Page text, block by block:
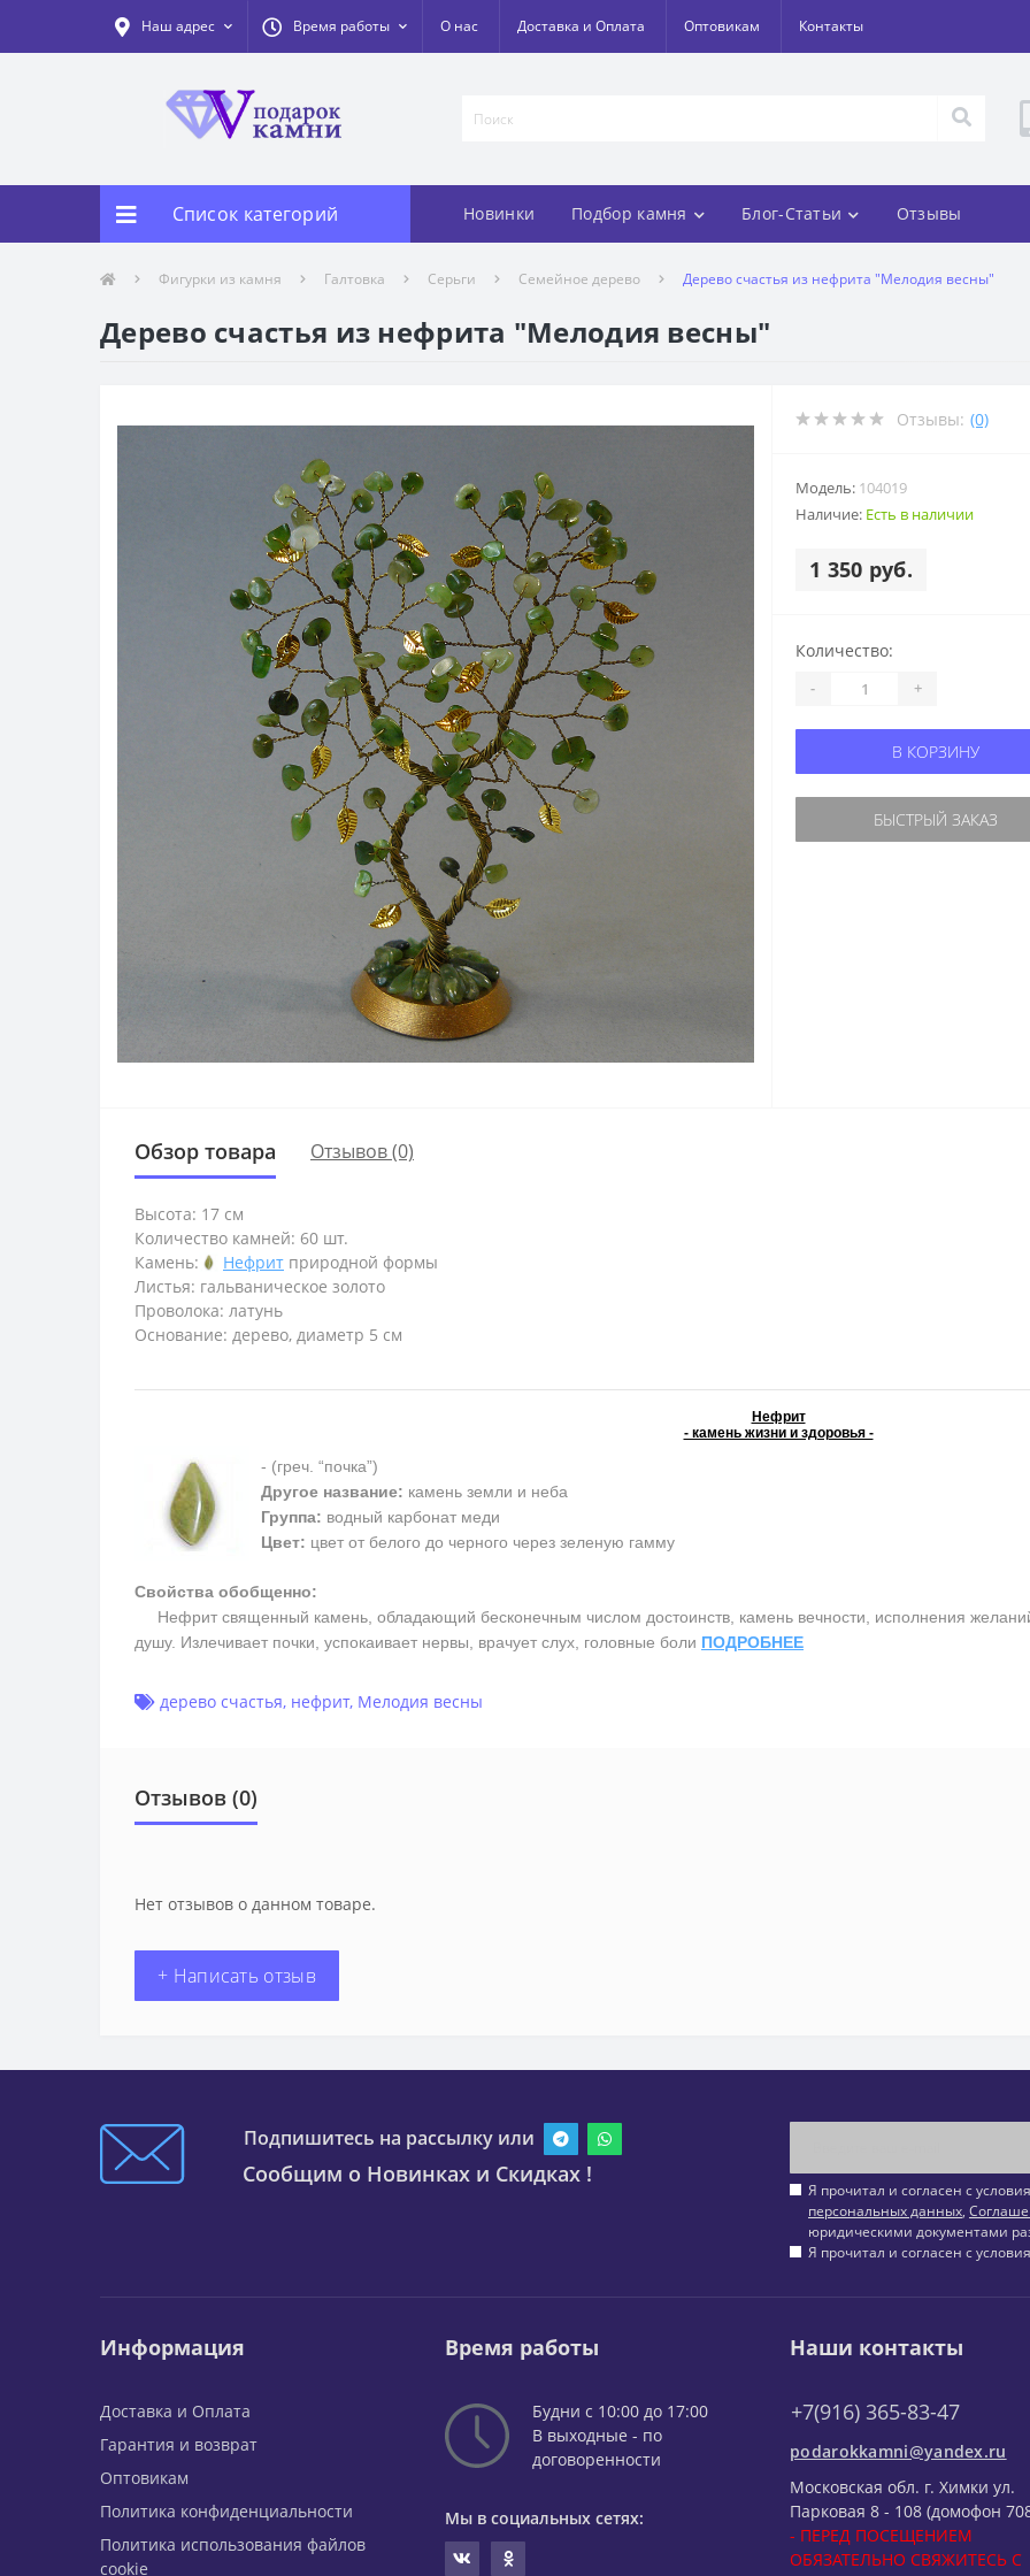
Наш адрес Время работы О нас Доставка и Оплата Оптовикам Контакты
Список категорий Новинки Подбор камня Блог-Статьи Отзывы
Фигурки из камня Галтовка Серьги Семейное дерево Дерево счастья из нефрита "Мелодия весны"
Дерево счастья из нефрита "Мелодия весны"
Отзывы: (0)
Модель: 104019
Наличие: Есть в наличии
1 350 руб.
Количество:
- +
В КОРЗИНУ
БЫСТРЫЙ ЗАКАЗ
Обзор товара Отзывов (0)
Высота: 17 см
Количество камней: 60 шт.
Камень:
Нефрит природной формы
Листья: гальваническое золото
Проволока: латунь
Основание: дерево, диаметр 5 см
Нефрит
- камень жизни и здоровья -
- (греч. “почка”)
Другое название: камень земли и неба
Группа: водный карбонат меди
Цвет: цвет от белого до черного через зеленую гамму
Свойства обобщенно:
Нефрит священный камень, обладающий бесконечным числом достоинств, камень вечности, исполнения
душу. Излечивает почки, успокаивает нервы, врачует слух, головные боли ПОДРОБНЕЕ
дерево счастья, нефрит, Мелодия весны
Отзывов (0)
Нет отзывов о данном товаре.
+ Написать отзыв
Подпишитесь на рассылку или
Сообщим о Новинках и Скидках !
Я прочитал и согласен с
персональных данных,
юридическими документами
Я прочитал и согласен с
Информация
Доставка и Оплата
Гарантия и возврат
Оптовикам
Политика конфиденциальности
Политика использования файлов
cookie
Время работы
Будни с 10:00 до 17:00
В выходные - по
договоренности
Мы в социальных сетях:
Наши контакты
+7(916) 365-83-47
podarokkamni@yandex.ru
Московская обл. г. Химки ул.
Парковая 8 - 108 (домофон
- ПЕРЕД ПОСЕЩЕНИЕМ
ОБЯЗАТЕЛЬНО СВЯЖИТЕСЬ С